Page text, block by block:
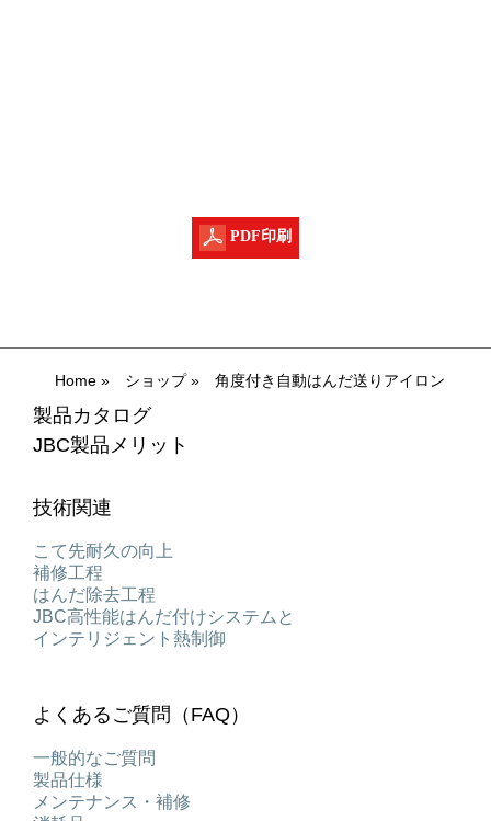
PDF印刷
Home» ショップ» 角度付き自動はんだ送りアイロン
製品カタログ
JBC製品メリット
技術関連
こて先耐久の向上
補修工程
はんだ除去工程
JBC高性能はんだ付けシステムと
インテリジェント熱制御
よくあるご質問（FAQ）
一般的なご質問
製品仕様
メンテナンス・補修